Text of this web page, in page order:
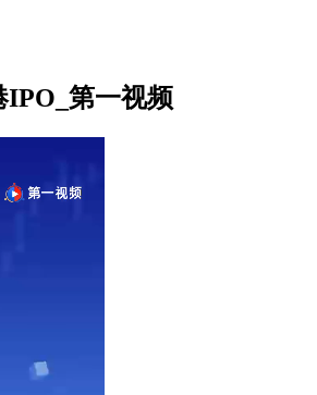
IPO_第一视频